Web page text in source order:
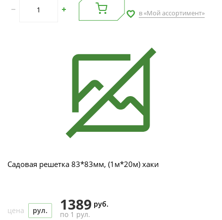
в «Мой ассортимент»
Садовая решетка 83*83мм, (1м*20м) хаки
цена рул. 1389 руб.
по 1 рул.